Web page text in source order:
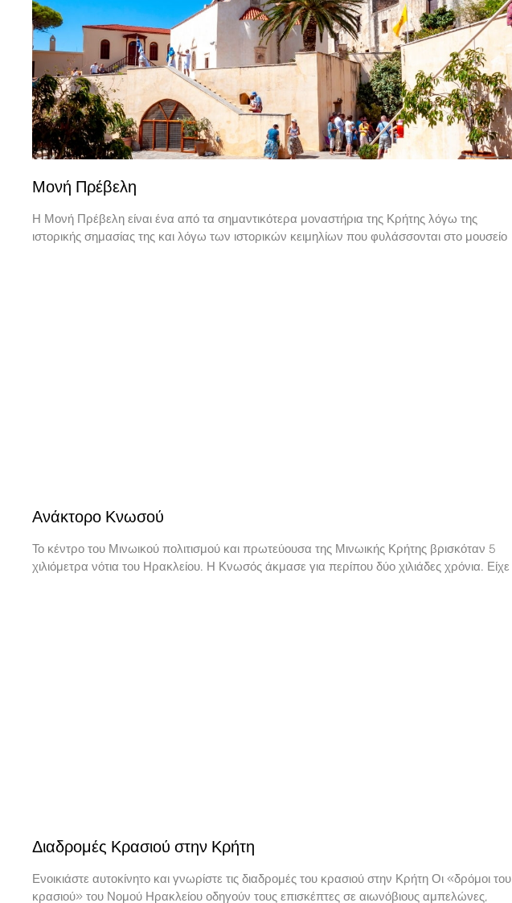
Μονή Πρέβελη
Η Μονή Πρέβελη είναι ένα από τα σημαντικότερα μοναστήρια της Κρήτης λόγω της
ιστορικής σημασίας της και λόγω των ιστορικών κειμηλίων που φυλάσσονται στο μουσείο
Ανάκτορο Κνωσού
Το κέντρο του Μινωικού πολιτισμού και πρωτεύουσα της Μινωικής Κρήτης βρισκόταν 5
χιλιόμετρα νότια του Ηρακλείου. Η Κνωσός άκμασε για περίπου δύο χιλιάδες χρόνια. Είχε
Διαδρομές Κρασιού στην Κρήτη
Ενοικιάστε αυτοκίνητο και γνωρίστε τις διαδρομές του κρασιού στην Κρήτη Οι «δρόμοι του
κρασιού» του Νομού Ηρακλείου οδηγούν τους επισκέπτες σε αιωνόβιους αμπελώνες,